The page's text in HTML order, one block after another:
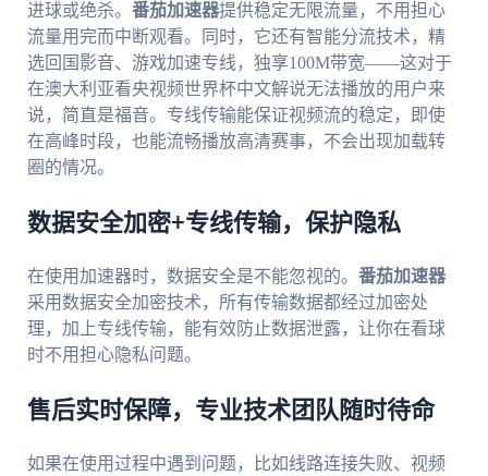
进球或绝杀。 番茄加速器提供稳定无限流量，不用担心
流量用完而中断观看。同时，它还有智能分流技术，精
选回国影音、游戏加速专线，独享100M带宽——这对于
在澳大利亚看央视频世界杯中文解说无法播放的用户来
说，简直是福音。专线传输能保证视频流的稳定，即使
在高峰时段，也能流畅播放高清赛事，不会出现加载转
圈的情况。
数据安全加密+专线传输，保护隐私
在使用加速器时，数据安全是不能忽视的。 番茄加速器
采用数据安全加密技术，所有传输数据都经过加密处
理，加上专线传输，能有效防止数据泄露，让你在看球
时不用担心隐私问题。
售后实时保障，专业技术团队随时待命
如果在使用过程中遇到问题，比如线路连接失败、视频